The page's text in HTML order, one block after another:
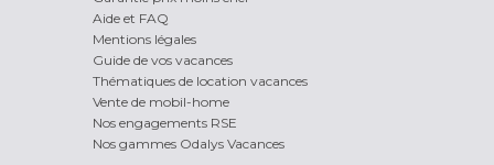
Aide et FAQ
Mentions légales
Guide de vos vacances
Thématiques de location vacances
Vente de mobil-home
Nos engagements RSE
Nos gammes Odalys Vacances